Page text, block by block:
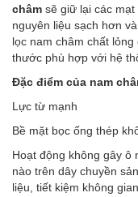
châm sẽ giữ lại các
nguyên liệu sạch hơn
lọc nam châm chất
thước phù hợp với hệ
Đặc điểm của nam
Lực từ mạnh
Bề mặt bọc ống thép
Hoạt động không gây ô
nào trên dây chuyền
liệu, tiết kiệm không